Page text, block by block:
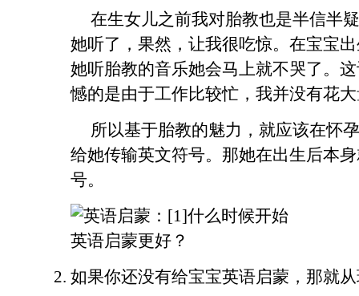
在生女儿之前我对胎教也是半信半
她听了，果然，让我很吃惊。在宝宝
她听胎教的音乐她会马上就不哭了。
憾的是由于工作比较忙，我并没有花
所以基于胎教的魅力，就应该在怀
给她传输英文符号。那她在出生后本
号
如果你还没有给宝宝英语启蒙，那就